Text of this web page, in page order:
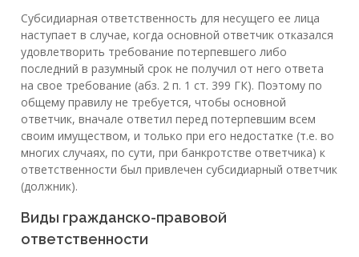
Субсидиарная ответственность для несущего ее лица
наступает в случае, когда основной ответчик отказался
удовлетворить требование потерпевшего либо
последний в разумный срок не получил от него ответа
на свое требование (абз. 2 п. 1 ст. 399 ГК). Поэтому по
общему правилу не требуется, чтобы основной
ответчик, вначале ответил перед потерпевшим всем
своим имуществом, и только при его недостатке (т.е. во
многих случаях, по сути, при банкротстве ответчика) к
ответственности был привлечен субсидиарный ответчик
(должник).
Виды гражданско-правовой
ответственности